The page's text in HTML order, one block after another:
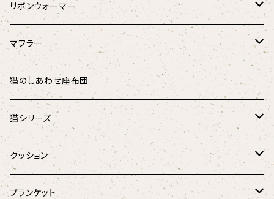
リボンウォーマー
リバーシブル
シャギーアニマル
アニマル
麻と羽毛のリボンウォーマー
Fabric by BEST OF MORRIS
マフラー
ダウンマフラー
オーガニックコットンダウンマフラー
猫のしあわせ座布団
猫シリーズ
猫のしあわせ座布団
猫のしあわせ座布団(クールタイプ)
クッション
猫としあわせクッション
ブランケット